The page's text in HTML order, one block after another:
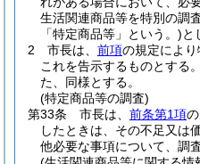
生活関連商品等を特別の調
「特定商品等」という。)と
2
市長は、 前項の規定により
これを告示するものとする。
た、同様とする。
(特定商品等の調査)
第33条
市長は、 前条第1項
したときは、その不足又は
他必要な事項について、調